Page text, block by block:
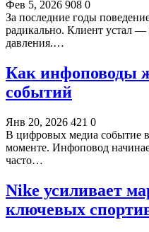
Фев 5, 2026 908 0
За последние годы
радикально. Клиент устал —
давления.…
Как инфоповоды
событий
Янв 20, 2026 421 0
В цифровых медиа событие
моменте. Инфоповод
часто…
Nike усиливает
ключевых